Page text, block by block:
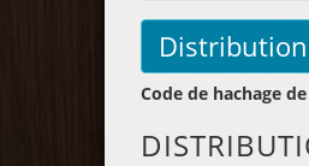
Code de hachage